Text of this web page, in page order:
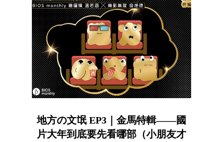
地方の文氓 EP3｜金馬特輯——國
片大年到底要先看哪部（小朋友才